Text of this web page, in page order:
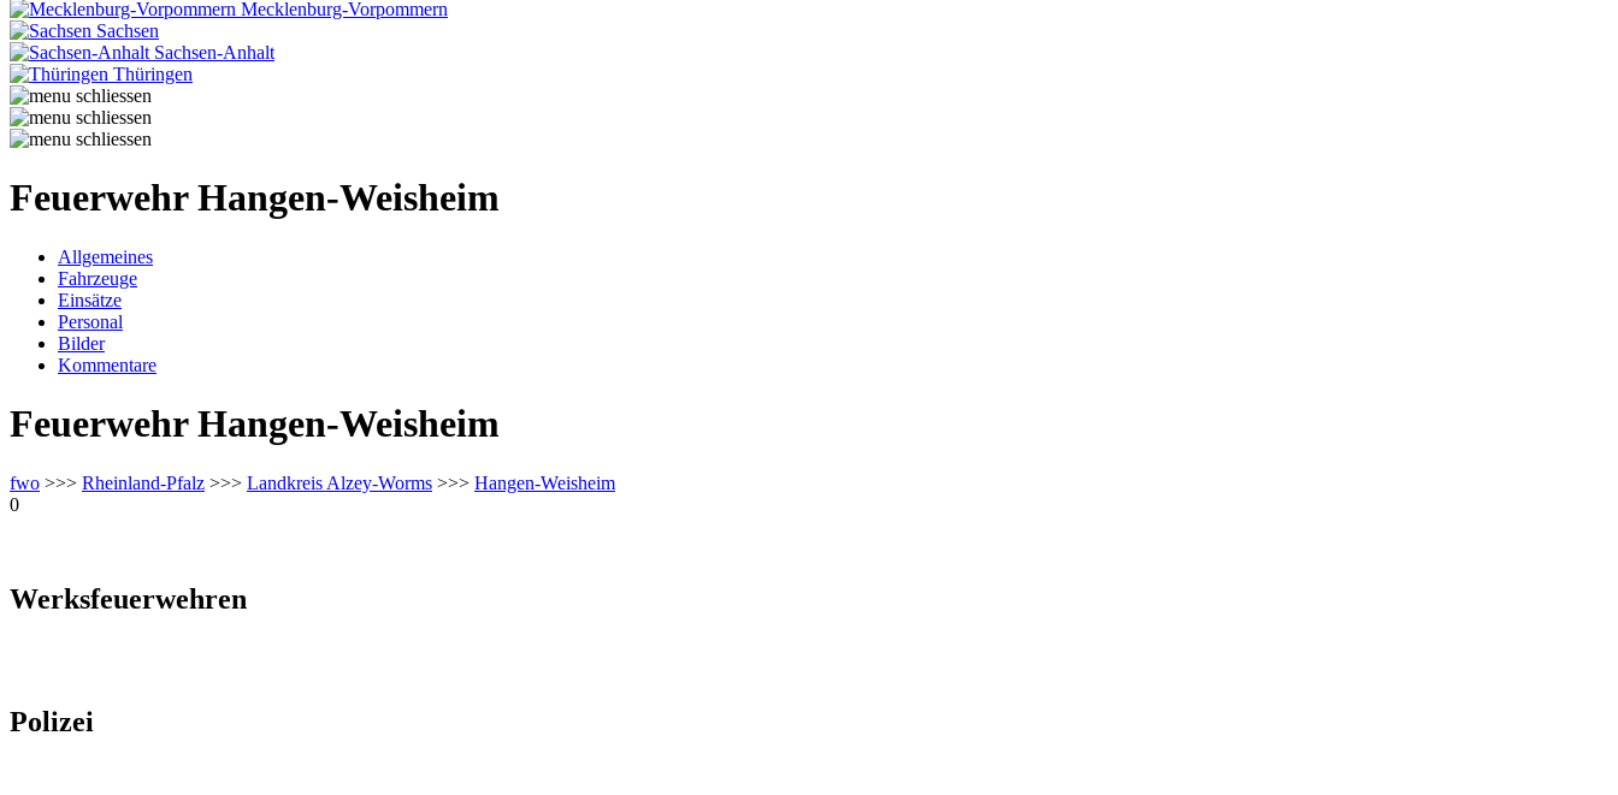
Mecklenburg-Vorpommern
Sachsen
Sachsen-Anhalt
Thüringen
Feuerwehr Hangen-Weisheim
Allgemeines
Fahrzeuge
Einsätze
Personal
Bilder
Kommentare
Feuerwehr Hangen-Weisheim
fwo >>> Rheinland-Pfalz >>> Landkreis Alzey-Worms >>> Hangen-Weisheim
0
Werksfeuerwehren
Polizei